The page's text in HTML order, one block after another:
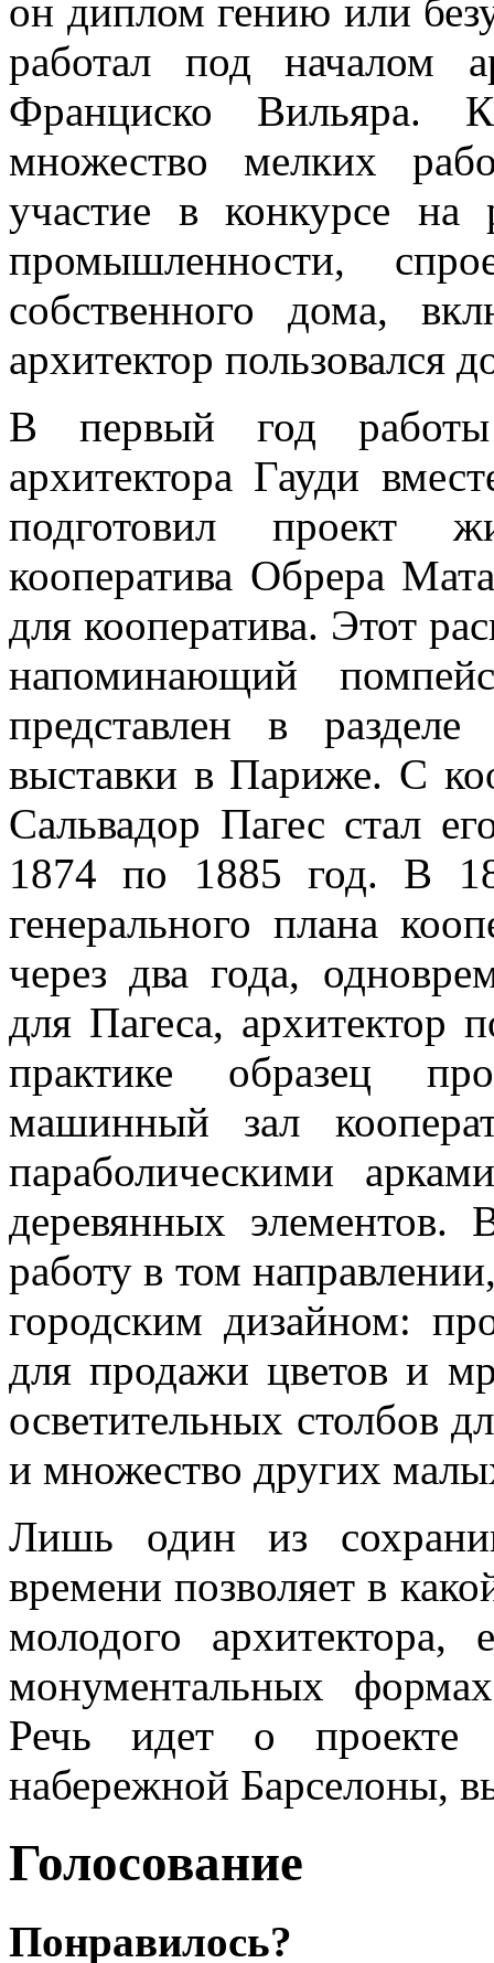
он диплом гению или
работал под началом
Франциско Вильяра.
множество мелких
участие в конкурсе на
промышленности,
собственного дома,
архитектор пользовался
В первый год
архитектора Гауди
подготовил проект
кооператива Обрера
для кооператива. Этот
напоминающий
представлен в
выставки в Париже. С
Сальвадор Пагес стал
1874 по 1885 год. В
генерального плана
через два года,
для Пагеса, архитектор
практике образец
машинный зал
параболическими
деревянных
работу в том
городским дизайном:
для продажи цветов и
осветительных столбов
и множество других
Лишь один из
времени позволяет в
молодого
монументальных
Речь идет о проекте
набережной Барселоны,
Голосование
Понравилось?